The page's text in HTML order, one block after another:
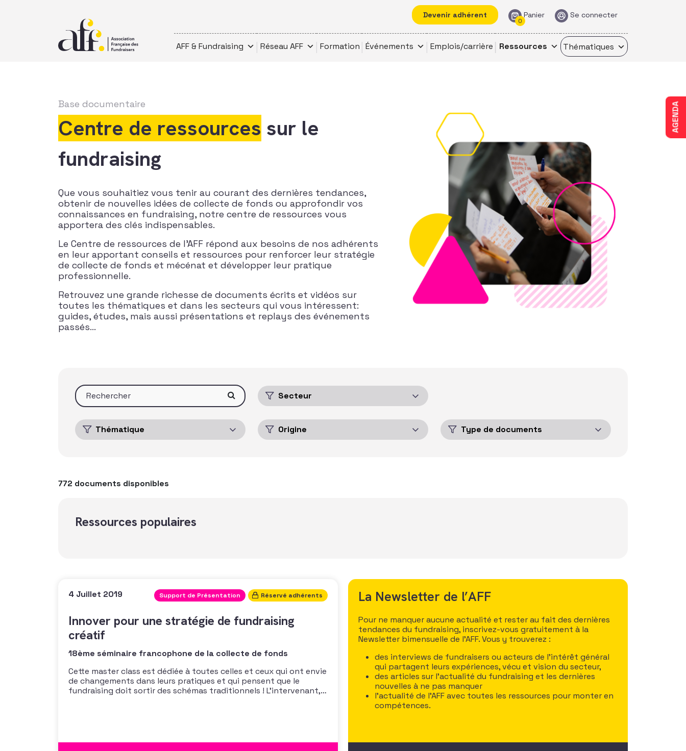
Devenir adhérent Panier
0
Se connecter
AFF & Fundraising Réseau AFF Formation Événements Emplois/carrière Ressources Thématiques
AGENDA
Base documentaire
Centre de ressources sur le
fundraising
Que vous souhaitiez vous tenir au courant des dernières tendances,
obtenir de nouvelles idées de collecte de fonds ou approfondir vos
connaissances en fundraising, notre centre de ressources vous
apportera des clés indispensables.
Le Centre de ressources de l’AFF répond aux besoins de nos adhérents
en leur apportant conseils et ressources pour renforcer leur stratégie
de collecte de fonds et mécénat et développer leur pratique
professionnelle.
Retrouvez une grande richesse de documents écrits et vidéos sur
toutes les thématiques et dans les secteurs qui vous intéressent:
guides, études, mais aussi présentations et replays des événements
passés…
772 documents disponibles
Ressources populaires
La Newsletter de l’AFF
Pour ne manquer aucune actualité et rester au fait des dernières
tendances du fundraising, inscrivez-vous gratuitement à la
Newsletter bimensuelle de l’AFF. Vous y trouverez :
des interviews de fundraisers ou acteurs de l’intérêt général
qui partagent leurs expériences, vécu et vision du secteur,
des articles sur l’actualité du fundraising et les dernières
nouvelles à ne pas manquer
l’actualité de l’AFF avec toutes les ressources pour monter en
compétences.
4 Juillet 2019 Support de Présentation Réservé adhérents
Innover pour une stratégie de fundraising
créatif
18ème séminaire francophone de la collecte de fonds
Cette master class est dédiée à toutes celles et ceux qui ont envie
de changements dans leurs pratiques et qui pensent que le
fundraising doit sortir des schémas traditionnels ! L’intervenant,